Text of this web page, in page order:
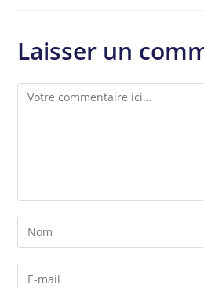
Laisser un